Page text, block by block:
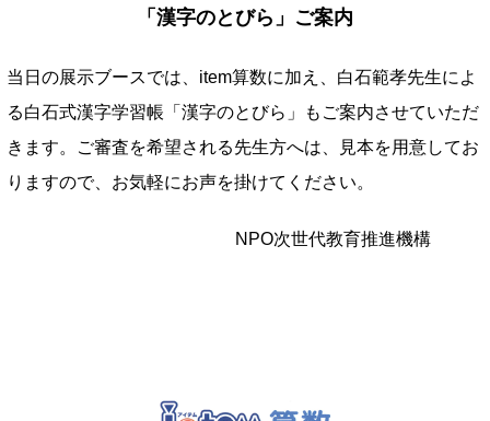
「漢字のとびら」ご案内
当日の展示ブースでは、item算数に加え、白石範孝先生によ
る白石式漢字学習帳「漢字のとびら」もご案内させていただ
きます。ご審査を希望される先生方へは、見本を用意してお
りますので、お気軽にお声を掛けてください。
NPO次世代教育推進機構